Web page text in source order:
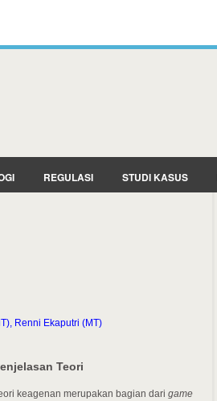
REGULASI STUDI KASUS
Renni Ekaputri (MT)
Teori
keagenan merupakan bagian darigame